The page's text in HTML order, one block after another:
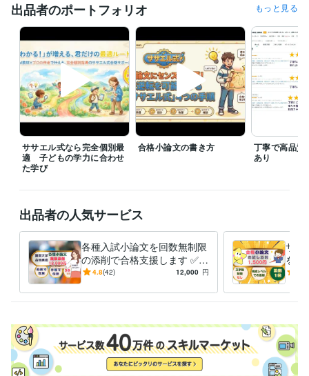
管理 / 管理会計 経験年数 : 30年
管理 / 内部監査・内部統制 経験年数 : 20年
ライフスタイル・その他 / 講師・インストラクター 経験年数 : 20年
ライフスタイル・その他 / ファイナンシャルプランナー
経験年数 : 3
年
職歴
大手ベンダー 1989年3月 ~ 現在
ササエル式 合格サポート（小学校低学年～大学受験対応）
12月 ~ 現在
受賞歴
ココナラに登録致しました。よろしく、お願いします。
代表になりました。
資格・検定
情報処理技術者（システム監査技術者） 取得年 : 2010年
情報処理技術者（情報セキュリティスペシャリスト）
取得年 : 2010
情報処理安全確保支援士 取得年 : 2017年
情報処理技術者（ITストラテジスト）
PMP（Project Management Professional） 取得年 : 2009年
金融渉外技能審査（FP3級） 取得年 : 2022年
金融渉外技能審査（FP2級） 取得年 : 2023年
出品者のポートフォリオ もっと見る
ササエル式なら完全個別最
適 子どもの学力に合わせ
た学び
合格小論文の書き方
丁寧で高品質
あり
出品者の人気サービス
各種入試小論文を回数無制限
の添削で合格支援します ✅合
格ノウハウ＋✅添削無限でM
有
4.8(42) 12,000 円
ササ
を
の文